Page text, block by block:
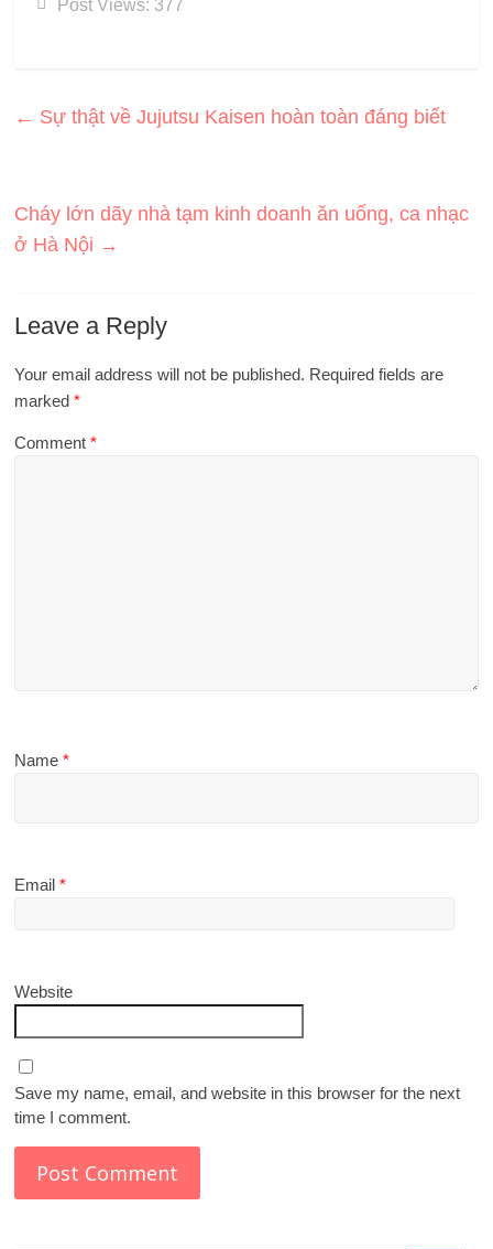
Post Views: 377
← Sự thật về Jujutsu Kaisen hoàn toàn đáng biết
Cháy lớn dãy nhà tạm kinh doanh ăn uống, ca nhạc
ở Hà Nội →
Leave a Reply
Your email address will not be published. Required fields are
marked*
Comment*
Name*
Email*
Website
Save my name, email, and website in this browser for the next
time I comment.